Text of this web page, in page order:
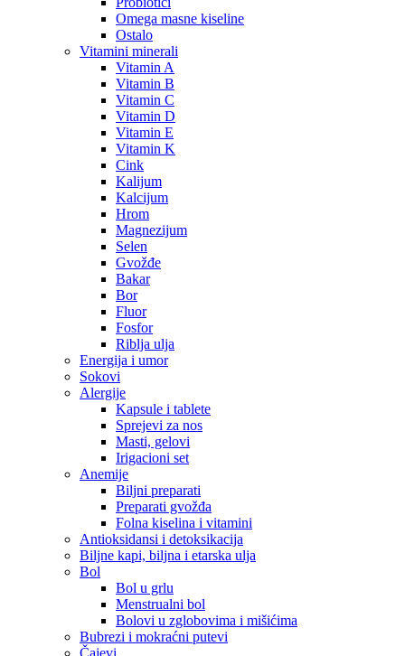
Omega masne kiseline
Ostalo
Vitamini minerali
Vitamin A
Vitamin B
Vitamin C
Vitamin D
Vitamin E
Vitamin K
Cink
Kalijum
Kalcijum
Hrom
Magnezijum
Selen
Gvožđe
Bakar
Bor
Fluor
Fosfor
Riblja ulja
Energija i umor
Sokovi
Alergije
Kapsule i tablete
Sprejevi za nos
Masti, gelovi
Irigacioni set
Anemije
Biljni preparati
Preparati gvožđa
Folna kiselina i vitamini
Antioksidansi i detoksikacija
Biljne kapi, biljna i etarska ulja
Bol
Bol u grlu
Menstrualni bol
Bolovi u zglobovima i mišićima
Bubrezi i mokraćni putevi
Čajevi